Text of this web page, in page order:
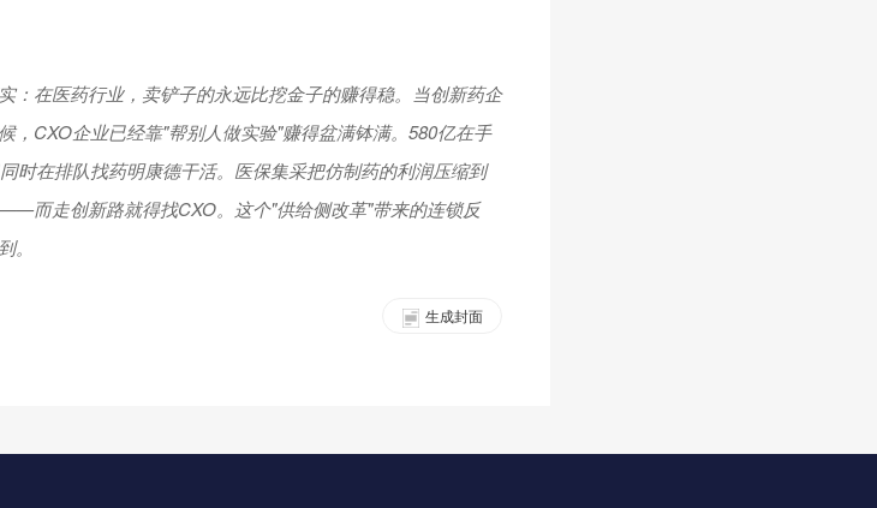
：在医药行业，卖铲子的永远比挖金子的赚得稳。当创新药企
，CXO企业已经靠"帮别人做实验"赚得盆满钵满。580亿在手
时在排队找药明康德干活。医保集采把仿制药的利润压缩到
而走创新路就得找CXO。这个"供给侧改革"带来的连锁反
生成封面